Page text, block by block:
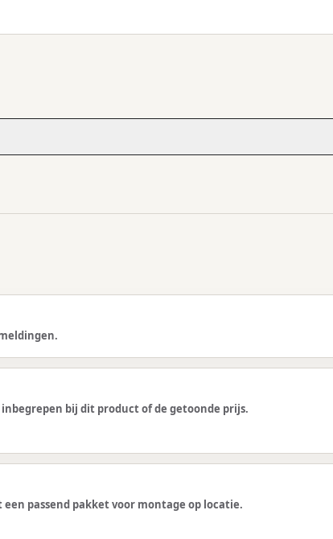
bij dit product of de getoonde prijs.
passend pakket voor montage op locatie.